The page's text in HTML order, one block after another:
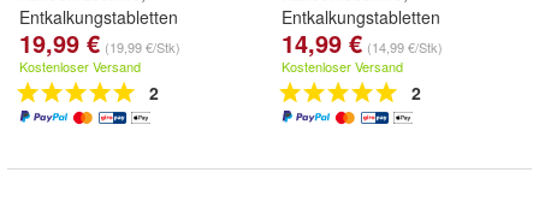
Entkalkungstabletten
19,99 € (19,99 €/Stk)
Kostenloser Versand
2
Entkalkungstabletten
14,99 € (14,99 €/Stk)
Kostenloser Versand
2